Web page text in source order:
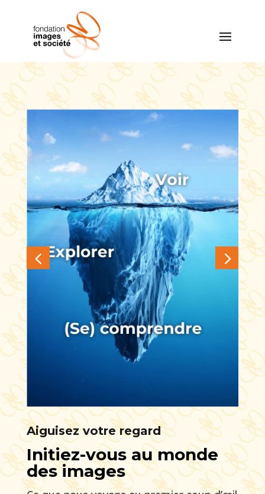
Aiguisez votre regard
Initiez-vous au monde
des images